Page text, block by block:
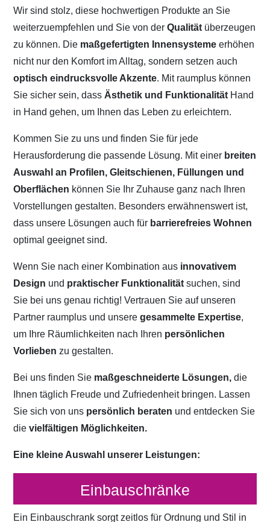
Wir sind stolz, diese hochwertigen Produkte an Sie
weiterzuempfehlen und Sie von derQualität überzeugen
zu können. Die maßgefertigten Innensystemeerhöhen
nicht nur den Komfort im Alltag, sondern setzen auch
optisch eindrucksvolle Akzente. Mit raumplus können
Sie sicher sein, dass Ästhetik und Funktionalität Hand
in Hand gehen, um Ihnen das Leben zu erleichtern.
Kommen Sie zu uns und finden Sie für jede
Herausforderung die passende Lösung. Mit einer breiten
Auswahl an Profilen, Gleitschienen, Füllungen und
Oberflächen können Sie Ihr Zuhause ganz nach Ihren
Vorstellungen gestalten. Besonders erwähnenswert ist,
dass unsere Lösungen auch für barrierefreies Wohnen
optimal geeignet sind.
Wenn Sie nach einer Kombination aus innovativem
Design und praktischer Funktionalitätsuchen, sind
Sie bei uns genau richtig! Vertrauen Sie auf unseren
Partner raumplus und unseregesammelte Expertise,
um Ihre Räumlichkeiten nach Ihren persönlichen
Vorliebenzu gestalten.
Bei uns finden Sie maßgeschneiderte Lösungen, die
Ihnen täglich Freude und Zufriedenheit bringen. Lassen
Sie sich von uns persönlich beraten und entdecken Sie
dievielfältigen Möglichkeiten.
Eine kleine Auswahl unserer Leistungen:
Einbauschränke
Ein Einbauschrank sorgt zeitlos für Ordnung und Stil in